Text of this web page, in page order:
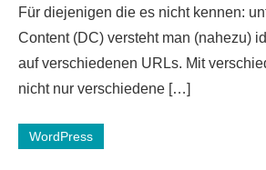
Kommentare
Für diejenigen die es nicht kennen:
Content (DC) versteht man (nahezu)
auf verschiedenen URLs. Mit
nicht nur verschiedene […]
WordPress